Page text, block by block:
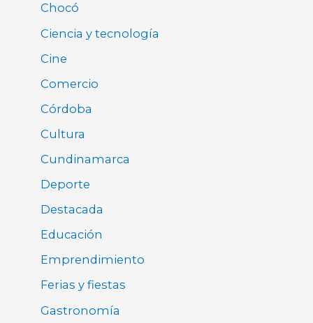
Chocó
Ciencia y tecnología
Cine
Comercio
Córdoba
Cultura
Cundinamarca
Deporte
Destacada
Educación
Emprendimiento
Ferias y fiestas
Gastronomía